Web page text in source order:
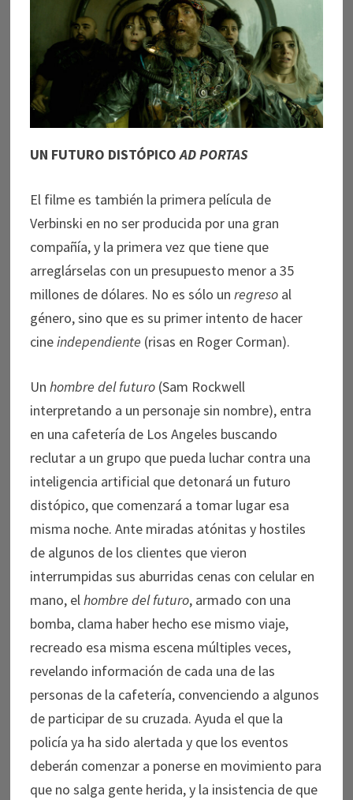
UN FUTURO DISTÓPICOAD PORTAS
El filme es también la primera película de
Verbinski en no ser producida por una gran
compañía, y la primera vez que tiene que
arreglárselas con un presupuesto menor a 35
millones de dólares. No es sólo un regresoal
género, sino que es su primer intento de hacer
cineindependiente (risas en Roger Corman).
Un hombre del futuro(Sam Rockwell
interpretando a un personaje sin nombre), entra
en una cafetería de Los Angeles buscando
reclutar a un grupo que pueda luchar contra una
inteligencia artificial que detonará un futuro
distópico, que comenzará a tomar lugar esa
misma noche. Ante miradas atónitas y hostiles
de algunos de los clientes que vieron
interrumpidas sus aburridas cenas con celular en
mano, elhombre del futuro, armado con una
bomba, clama haber hecho ese mismo viaje,
recreado esa misma escena múltiples veces,
revelando información de cada una de las
personas de la cafetería, convenciendo a algunos
de participar de su cruzada. Ayuda el que la
policía ya ha sido alertada y que los eventos
deberán comenzar a ponerse en movimiento para
que no salga gente herida, y la insistencia de que